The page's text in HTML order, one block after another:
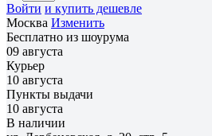
Войти и купить дешевле
Москва Изменить
Бесплатно из шоурума
09 августа
Курьер
10 августа
Пункты выдачи
10 августа
В наличии